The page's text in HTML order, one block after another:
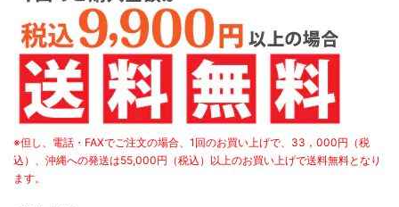
※但し、電話・FAXでご注文の場合、1回のお買い上げで、33，000円（税
込）、沖縄への発送は55,000円（税込）以上のお買い上げで送料無料となり
ます。